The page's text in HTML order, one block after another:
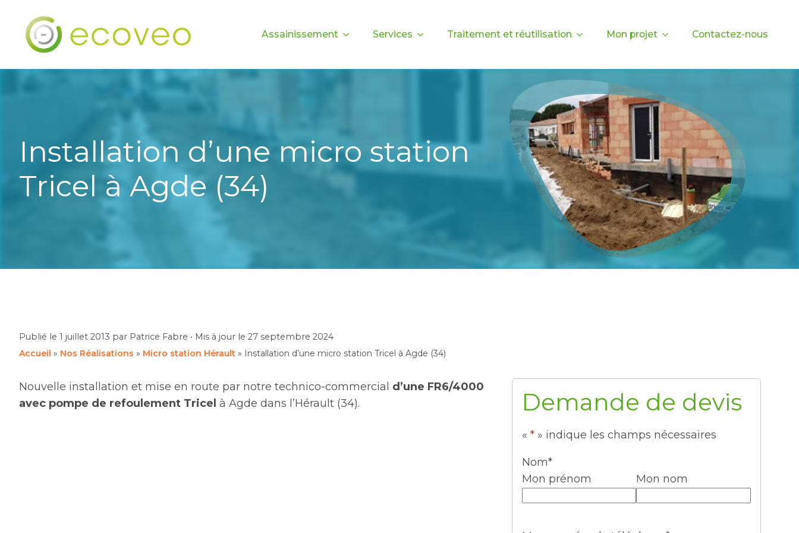
Assainissement Services Traitement et réutilisation Mon projet Contactez-nous
Installation d’une micro station
Tricel à Agde (34)
Publié le 1 juillet 2013 par Patrice Fabre • Mis à jour le 27 septembre 2024
Accueil » Nos Réalisations » Micro station Hérault » Installation d’une micro station Tricel à Agde (34)
Nouvelle installation et mise en route par notre technico-commercial d’une FR6/4000
avec pompe de refoulement Tricel à Agde dans l’Hérault (34). Demande de devis
« *» indique les champs nécessaires
Nom*
Mon prénom
Mon nom